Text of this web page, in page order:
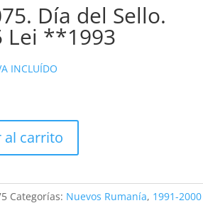
Día del Sello.
Lei **1993
INCLUÍDO
al carrito
Categorías: Nuevos Rumanía, 1991-2000